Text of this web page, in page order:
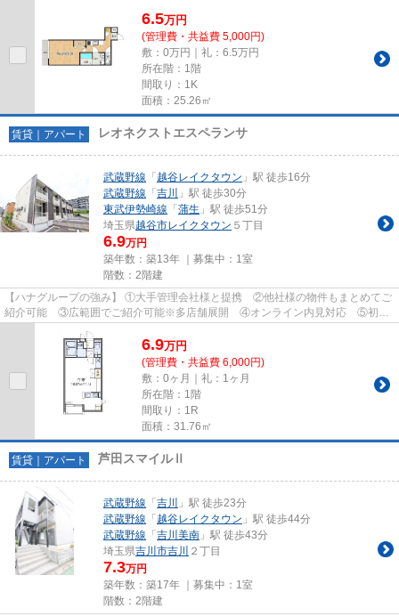
6.5万円
(管理費・共益費 5,000円)
敷：0万円｜礼：6.5万円
所在階：1階
間取り：1K
面積：25.26㎡
賃貸｜アパート レオネクストエスペランサ
武蔵野線 「 越谷レイクタウン 」駅 徒歩16分
武蔵野線 「 吉川
」駅 徒歩30分
東武伊勢崎線 「 蒲生 」駅 徒歩51分
埼玉県越谷市レイクタウン ５丁目
6.9万円
築年数：築13年 ｜募集中： 1室
階数：2階建
【ハナグループの強み】 ①大手管理会社様と提携 ②他社様の物件もまとめてご
紹介可能 ③広範囲でご紹介可能※多店舗展開 ④オンライン内見対応 ⑤初期
6.9万円
(管理費・共益費 6,000円)
敷：0ヶ月｜礼：1ヶ月
所在階：1階
間取り：1R
面積：31.76㎡
賃貸｜アパート 芦田スマイルⅡ
武蔵野線 「 吉川
」駅 徒歩23分
武蔵野線 「 越谷レイクタウン 」駅 徒歩44分
武蔵野線 「 吉川美南 」駅 徒歩43分
埼玉県吉川市吉川 ２丁目
7.3万円
築年数：築17年 ｜募集中： 1室
階数：2階建